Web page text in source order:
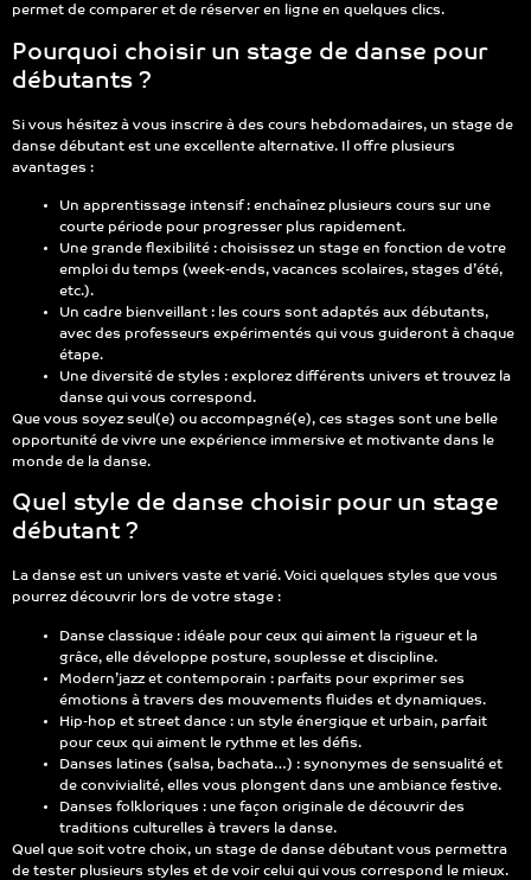
permet de comparer et de réserver en ligne en quelques clics.
Pourquoi choisir un stage de danse pour
débutants ?
Si vous hésitez à vous inscrire à des cours hebdomadaires, un stage de
danse débutant est une excellente alternative. Il offre plusieurs
avantages :
Un apprentissage intensif : enchaînez plusieurs cours sur une
courte période pour progresser plus rapidement.
Une grande flexibilité : choisissez un stage en fonction de votre
emploi du temps (week-ends, vacances scolaires, stages d’été,
etc.).
Un cadre bienveillant : les cours sont adaptés aux débutants,
avec des professeurs expérimentés qui vous guideront à chaque
étape.
Une diversité de styles : explorez différents univers et trouvez la
danse qui vous correspond.
Que vous soyez seul(e) ou accompagné(e), ces stages sont une belle
opportunité de vivre une expérience immersive et motivante dans le
monde de la danse.
Quel style de danse choisir pour un stage
débutant ?
La danse est un univers vaste et varié. Voici quelques styles que vous
pourrez découvrir lors de votre stage :
Danse classique : idéale pour ceux qui aiment la rigueur et la
grâce, elle développe posture, souplesse et discipline.
Modern’jazz et contemporain : parfaits pour exprimer ses
émotions à travers des mouvements fluides et dynamiques.
Hip-hop et street dance : un style énergique et urbain, parfait
pour ceux qui aiment le rythme et les défis.
Danses latines (salsa, bachata…) : synonymes de sensualité et
de convivialité, elles vous plongent dans une ambiance festive.
Danses folkloriques : une façon originale de découvrir des
traditions culturelles à travers la danse.
Quel que soit votre choix, un stage de danse débutant vous permettra
de tester plusieurs styles et de voir celui qui vous correspond le mieux.